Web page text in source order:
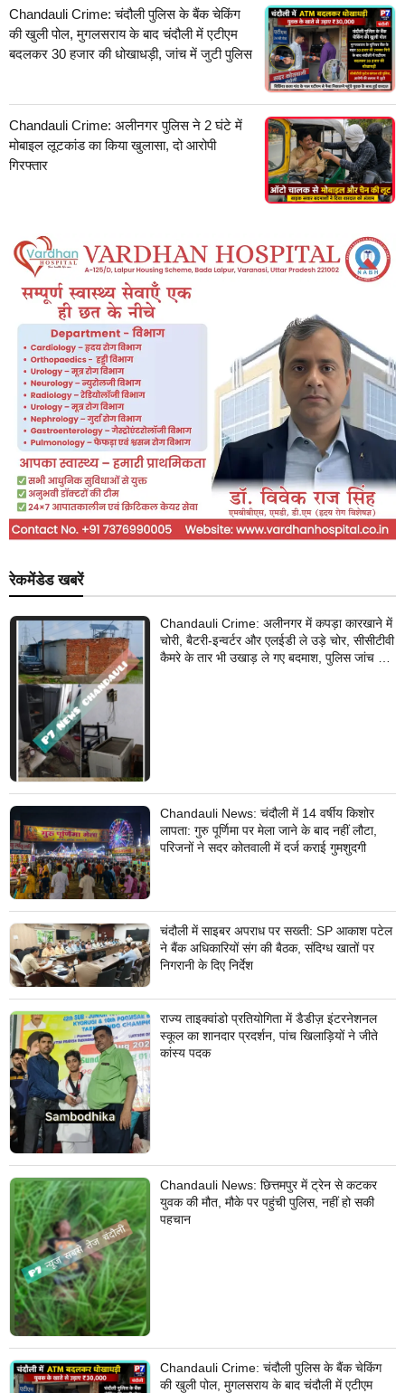
Chandauli Crime: चंदौली पुलिस के बैंक चेकिंग
की खुली पोल, मुगलसराय के बाद चंदौली में एटीएम
बदलकर 30 हजार की धोखाधड़ी, जांच में जुटी पुलिस
Chandauli Crime: अलीनगर पुलिस ने 2 घंटे में
मोबाइल लूटकांड का किया खुलासा, दो आरोपी
गिरफ्तार
रेकमेंडेड खबरें
Chandauli Crime: अलीनगर में कपड़ा कारखाने में
चोरी, बैटरी-इन्वर्टर और एलईडी ले उड़े चोर, सीसीटीवी
कैमरे के तार भी उखाड़ ले गए बदमाश, पुलिस जांच में
Chandauli News: चंदौली में 14 वर्षीय किशोर
लापता: गुरु पूर्णिमा पर मेला जाने के बाद नहीं लौटा,
परिजनों ने सदर कोतवाली में दर्ज कराई गुमशुदगी
चंदौली में साइबर अपराध पर सख्ती: SP आकाश पटेल
ने बैंक अधिकारियों संग की बैठक, संदिग्ध खातों पर
निगरानी के दिए निर्देश
राज्य ताइक्वांडो प्रतियोगिता में डैडीज़ इंटरनेशनल
स्कूल का शानदार प्रदर्शन, पांच खिलाड़ियों ने जीते
कांस्य पदक
Chandauli News: छित्तमपुर में ट्रेन से कटकर
युवक की मौत, मौके पर पहुंची पुलिस, नहीं हो सकी
पहचान
Chandauli Crime: चंदौली पुलिस के बैंक चेकिंग
की खुली पोल, मुगलसराय के बाद चंदौली में एटीएम